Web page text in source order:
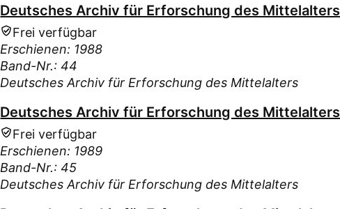
Deutsches Archiv für Erforschung des Mittelalters
Frei verfügbar
Erschienen: 1988
Band-Nr.: 44
Deutsches Archiv für Erforschung des Mittelalters
Deutsches Archiv für Erforschung des Mittelalters
Frei verfügbar
Erschienen: 1989
Band-Nr.: 45
Deutsches Archiv für Erforschung des Mittelalters